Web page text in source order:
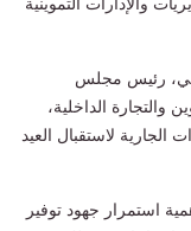
والإدارات التموينية
رئيس مجلس
والتجارة الداخلية،
الجارية لاستقبال العيد
استمرار جهود توفير